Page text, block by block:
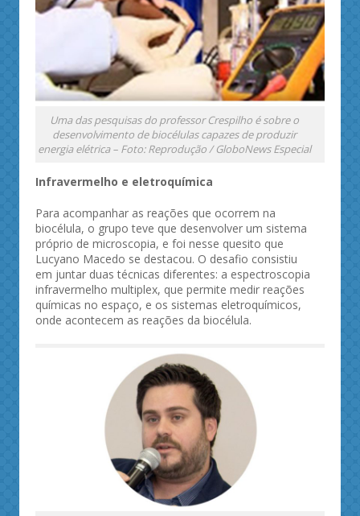
Uma das pesquisas do professor Crespilho é sobre o
desenvolvimento de biocélulas capazes de produzir
energia elétrica – Foto: Reprodução / GloboNews Especial
Infravermelho e eletroquímica
Para acompanhar as reações que ocorrem na
biocélula, o grupo teve que desenvolver um sistema
próprio de microscopia, e foi nesse quesito que
Lucyano Macedo se destacou. O desafio consistiu
em juntar duas técnicas diferentes: a espectroscopia
infravermelho multiplex, que permite medir reações
químicas no espaço, e os sistemas eletroquímicos,
onde acontecem as reações da biocélula.